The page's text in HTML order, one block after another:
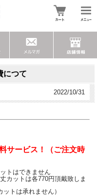
につて
2022/10/31
サービス！（ご注文時
トはできません
カットは各770円頂戴致しま
は承れません）